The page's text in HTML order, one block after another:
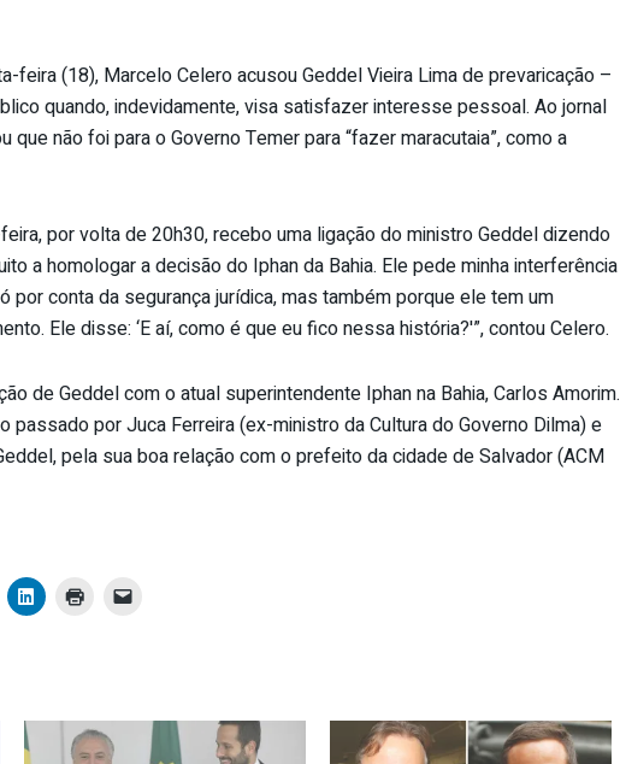
feira (18), Marcelo Celero acusou Geddel Vieira Lima de prevaricação –
quando, indevidamente, visa satisfazer interesse pessoal. Ao jornal
que não foi para o Governo Temer para “fazer maracutaia”, como a
por volta de 20h30, recebo uma ligação do ministro Geddel dizendo
a homologar a decisão do Iphan da Bahia. Ele pede minha interferência
por conta da segurança jurídica, mas também porque ele tem um
Ele disse: ‘E aí, como é que eu fico nessa história?'”, contou Celero.
de Geddel com o atual superintendente Iphan na Bahia, Carlos Amorim.
passado por Juca Ferreira (ex-ministro da Cultura do Governo Dilma) e
pela sua boa relação com o prefeito da cidade de Salvador (ACM